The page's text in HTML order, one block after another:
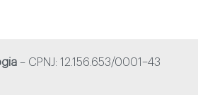
– CPNJ: 12.156.653/0001–43